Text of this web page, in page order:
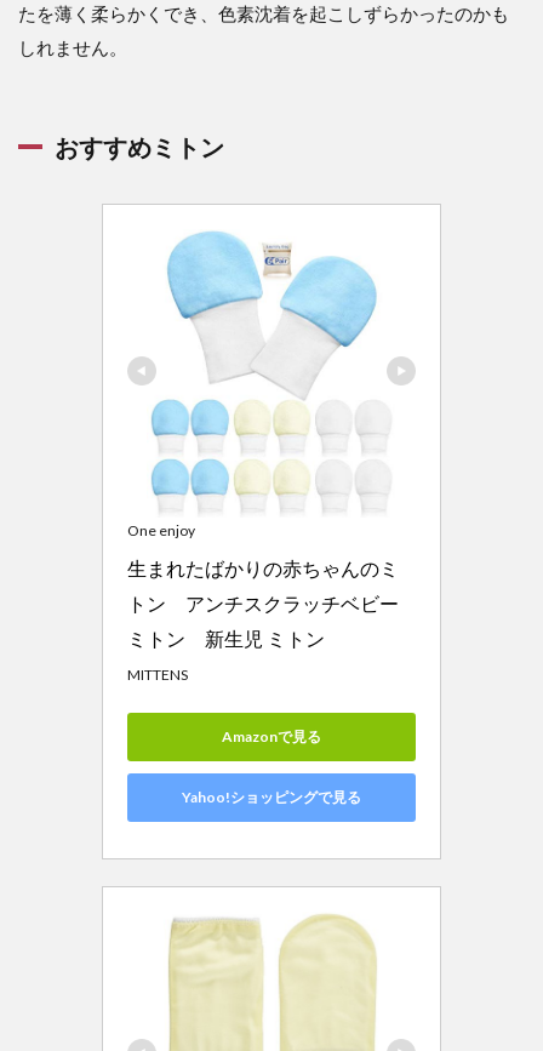
たを薄く柔らかくでき、色素沈着を起こしずらかったのかも
しれません。
おすすめミトン
One enjoy
生まれたばかりの赤ちゃんのミ
トン　アンチスクラッチベビー
ミトン　新生児 ミトン
MITTENS
Amazonで見る
Yahoo!ショッピングで見る